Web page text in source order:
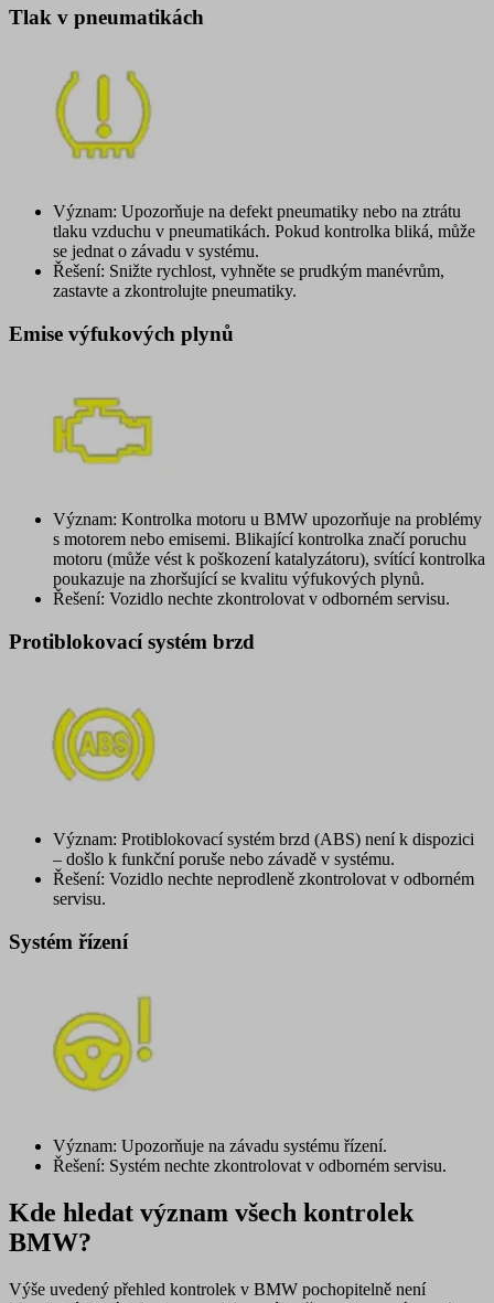
Tlak v pneumatikách
Význam: Upozorňuje na defekt pneumatiky nebo na ztrátu
tlaku vzduchu v pneumatikách. Pokud kontrolka bliká, může
se jednat o závadu v systému.
Řešení: Snižte rychlost, vyhněte se prudkým manévrům,
zastavte a zkontrolujte pneumatiky.
Emise výfukových plynů
Význam: Kontrolka motoru u BMW upozorňuje na problémy
s motorem nebo emisemi. Blikající kontrolka značí poruchu
motoru (může vést k poškození katalyzátoru), svítící kontrolka
poukazuje na zhoršující se kvalitu výfukových plynů.
Řešení: Vozidlo nechte zkontrolovat v odborném servisu.
Protiblokovací systém brzd
Význam: Protiblokovací systém brzd (ABS) není k dispozici
– došlo k funkční poruše nebo závadě v systému.
Řešení: Vozidlo nechte neprodleně zkontrolovat v odborném
servisu.
Systém řízení
Význam: Upozorňuje na závadu systému řízení.
Řešení: Systém nechte zkontrolovat v odborném servisu.
Kde hledat význam všech kontrolek
BMW?
Výše uvedený přehled kontrolek v BMW pochopitelně není